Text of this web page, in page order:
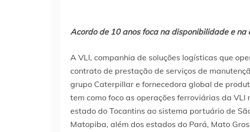
Acordo de 10 anos foca na disponibilidade e
A VLI, companhia de soluções logísticas que
contrato de prestação de serviços de
grupo Caterpillar e fornecedora global de
tem como foco as operações ferroviárias da
estado do Tocantins ao sistema portuário de
Matopiba, além dos estados do Pará, Mato